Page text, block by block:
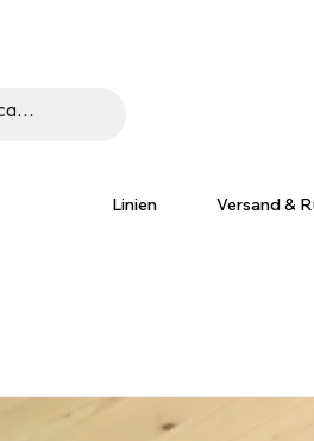
Linien Versand &